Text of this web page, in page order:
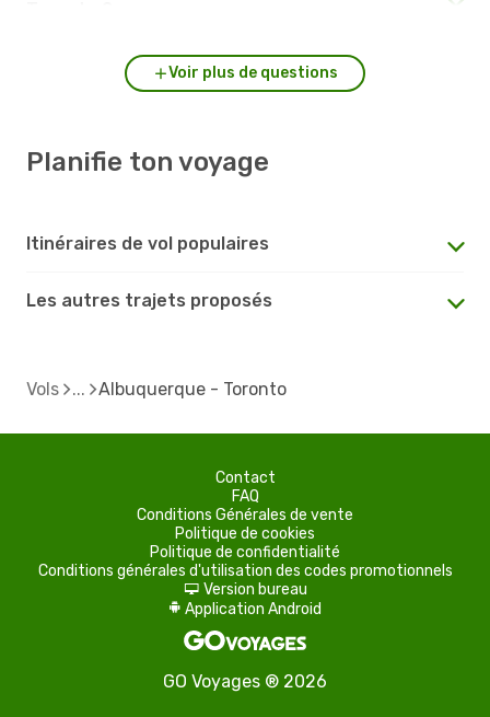
Voir plus de questions
Planifie ton voyage
Itinéraires de vol populaires
Les autres trajets proposés
Vols Albuquerque - Toronto
Contact
FAQ
Conditions Générales de vente
Politique de cookies
Politique de confidentialité
Conditions générales d'utilisation des codes promotionnels
d Version bureau
A Application Android
GO Voyages ® 2026